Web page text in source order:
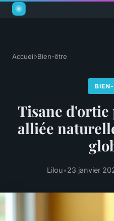
Accueil›Bien-être
Tisane d'ortie
alliée
Lilou•23 janvier